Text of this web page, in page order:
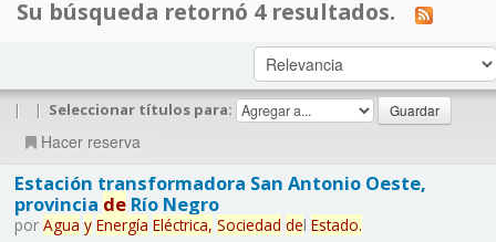
Su búsqueda retornó 4 resultados.
| | Seleccionar títulos para:
Hacer reserva
Estación transformadora San Antonio Oeste,
provincia deRío Negro
por Agua y Energía Eléctrica, Sociedad del Estado.